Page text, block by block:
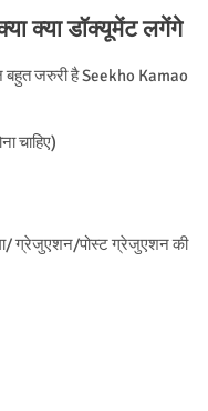
क्या डॉक्यूमेंट लगेंगे
बहुत जरुरी है Seekho Kamao
चाहिए)
ग्रेजुएशन/पोस्ट ग्रेजुएशन की